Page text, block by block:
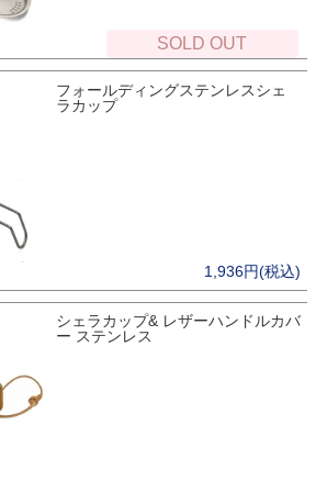
SOLD OUT
フォールディングステンレスシェ
ラカップ
1,936円(税込)
シェラカップ& レザーハンドルカバ
ー ステンレス